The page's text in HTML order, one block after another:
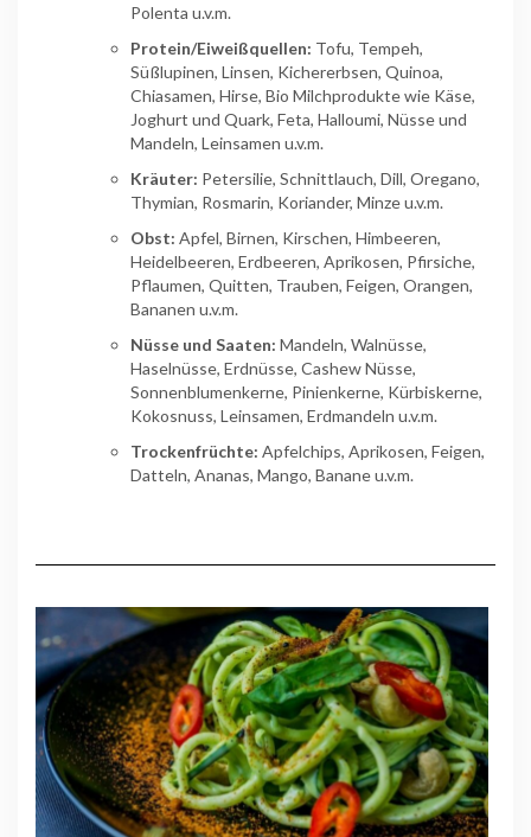
Polenta u.v.m.
Protein/Eiweißquellen: Tofu, Tempeh,
Süßlupinen, Linsen, Kichererbsen, Quinoa,
Chiasamen, Hirse, Bio Milchprodukte wie Käse,
Joghurt und Quark, Feta, Halloumi, Nüsse und
Mandeln, Leinsamen u.v.m.
Kräuter: Petersilie, Schnittlauch, Dill, Oregano,
Thymian, Rosmarin, Koriander, Minze u.v.m.
Obst: Apfel, Birnen, Kirschen, Himbeeren,
Heidelbeeren, Erdbeeren, Aprikosen, Pfirsiche,
Pflaumen, Quitten, Trauben, Feigen, Orangen,
Bananen u.v.m.
Nüsse und Saaten: Mandeln, Walnüsse,
Haselnüsse, Erdnüsse, Cashew Nüsse,
Sonnenblumenkerne, Pinienkerne, Kürbiskerne,
Kokosnuss, Leinsamen, Erdmandeln u.v.m.
Trockenfrüchte: Apfelchips, Aprikosen, Feigen,
Datteln, Ananas, Mango, Banane u.v.m.